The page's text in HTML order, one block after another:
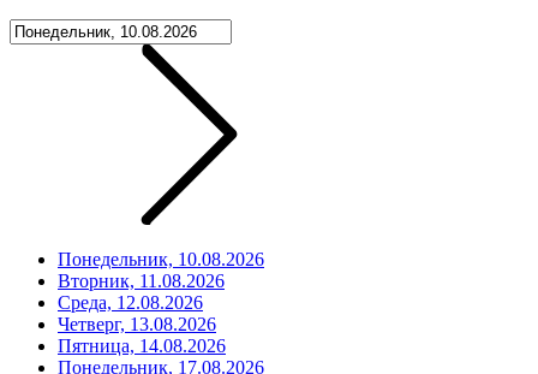
Понедельник, 10.08.2026
Вторник, 11.08.2026
Среда, 12.08.2026
Четверг, 13.08.2026
Пятница, 14.08.2026
Понедельник, 17.08.2026